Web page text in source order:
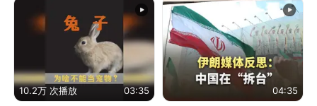
10.2万 次播放 03:35 04:35